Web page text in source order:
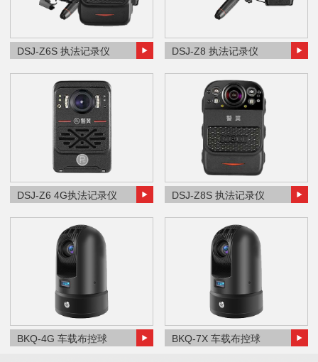
DSJ-Z6S 执法记录仪 DSJ-Z8 执法记录仪
DSJ-Z6 4G执法记录仪 DSJ-Z8S 执法记录仪
BKQ-4G 车载布控球 BKQ-7X 车载布控球